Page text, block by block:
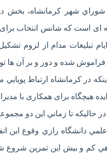
شهر كرمانشاه، بخش
ای است که شانس انتخاب
ایام تبلیغات مدام از لزوم
شده و دور و بر آن ها
در كرمانشاه ارتباط
هیچگاه برای همکاری با
حاليكه تا زماني اين دو
دانشگاه رازي وقوع اين
كم و بيش اين تمرين شروع